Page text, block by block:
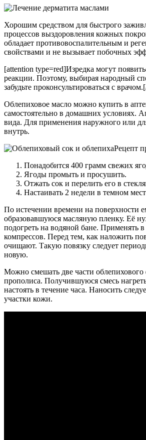
Хорошим средством для быстрого
процессов выздоровления кожных
обладает противовоспалительным и
свойствами и не вызывает побочных
[attention type=red]Изредка могут
реакции. Поэтому, выбирая народный
забудьте проконсультироваться с
Облепиховое масло можно купить в
самостоятельно в домашних условиях.
вида. Для применения наружного или
внутрь.
Рецепт
Понадобится 400 грамм свежих
Ягоды промыть и просушить.
Отжать сок и перелить его в
Настаивать 2 недели в темном
По истечении времени на поверхности
образовавшуюся масляную пленку. Её
подогреть на водяной бане. Применять
компрессов. Перед тем, как наложить
очищают. Такую повязку следует
новую.
Можно смешать две части облепихового
прополиса. Получившуюся смесь
настоять в течение часа. Наносить
участки кожи.